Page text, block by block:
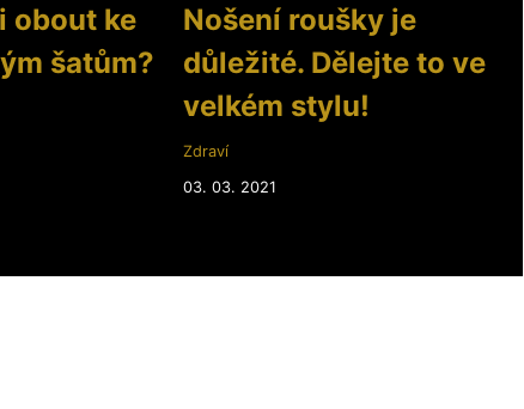
obout ke
šatům?
Nošení roušky je
důležité. Dělejte to ve
velkém stylu!
Zdraví
03. 03. 2021